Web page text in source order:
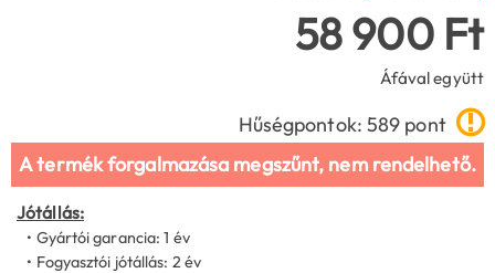
58 900 Ft
Áfával együtt
Hűségpontok: 589 pont
A termék forgalmazása megszűnt, nem rendelhető.
Jótállás:
• Gyártói garancia: 1 év
• Fogyasztói jótállás: 2 év